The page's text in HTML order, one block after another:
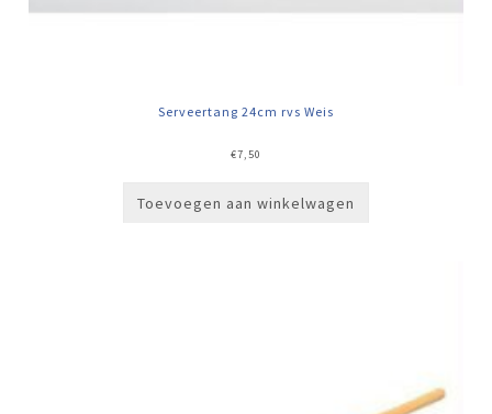
Serveertang 24cm rvs Weis
€7,50
Toevoegen aan winkelwagen